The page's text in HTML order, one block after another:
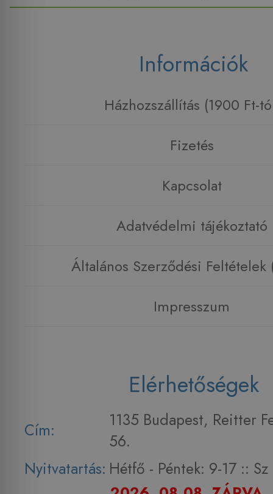
Információk
Házhozszállítás (1900 Ft-
Fizetés
Kapcsolat
Adatvédelmi tájékoztató
Általános Szerződési Feltételek
Impresszum
Elérhetőségek
Cím:
1135 Budapest, Reitter
56.
Nyitvatartás: Hétfő - Péntek: 9-17 :: Sz